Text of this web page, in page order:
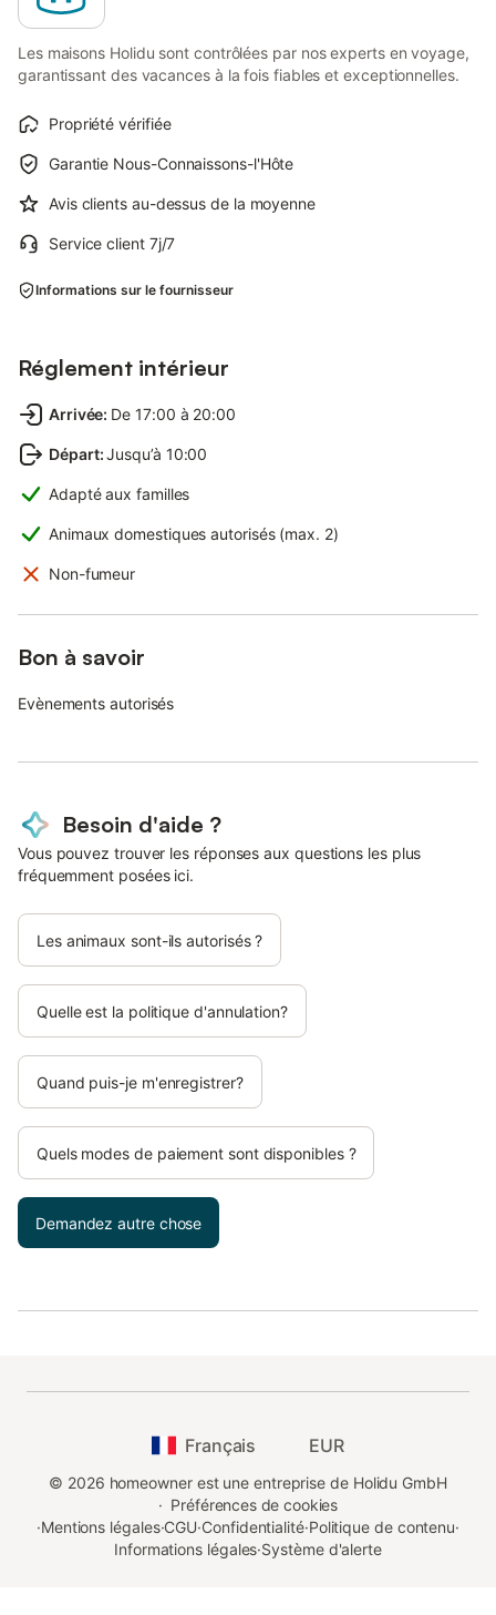
Les maisons Holidu sont contrôlées par nos experts en voyage,
garantissant des vacances à la fois fiables et exceptionnelles.
Propriété vérifiée
Garantie Nous-Connaissons-l'Hôte
Avis clients au-dessus de la moyenne
Service client 7j/7
Informations sur le fournisseur
Réglement intérieur
Arrivée: De 17:00 à 20:00
Départ:Jusqu’à 10:00
Adapté aux familles
Animaux domestiques autorisés (max. 2)
Non-fumeur
Bon à savoir
Evènements autorisés
Besoin d'aide ?
Vous pouvez trouver les réponses aux questions les plus
fréquemment posées ici.
Les animaux sont-ils autorisés ?
Quelle est la politique d'annulation?
Quand puis-je m'enregistrer?
Quels modes de paiement sont disponibles ?
Demandez autre chose
Français EUR
© 2026 homeowner est une entreprise de Holidu GmbH
· Préférences de cookies
·Mentions légales·CGU·Confidentialité·Politique de contenu·
Informations légales·Système d'alerte